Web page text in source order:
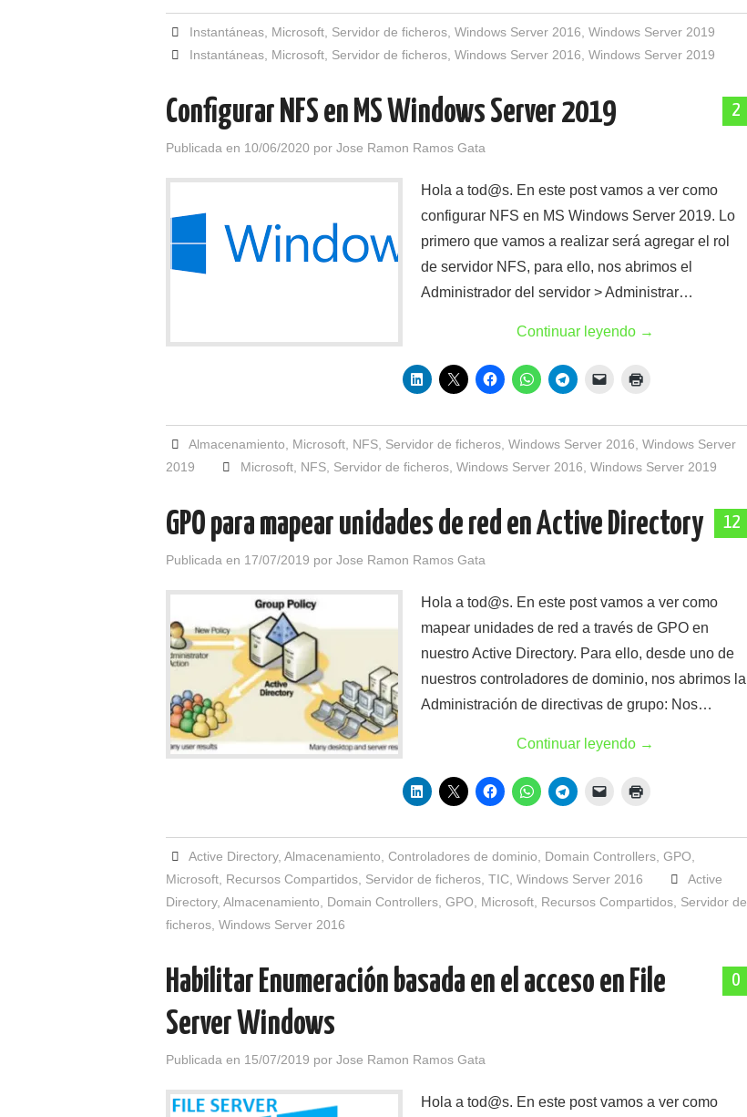
Instantáneas Microsoft Servidor de ficheros ,Windows Server 2016 ,Windows Server 2019
Instantáneas Microsoft Servidor de ficheros ,Windows Server 2016 ,Windows Server 2019
2
Configurar NFS en MS Windows Server 2019
Publicada en 10/06/2020 por Jose Ramon Ramos Gata
Hola a tod@s. En este post vamos a ver como
configurar NFS en MS Windows Server 2019. Lo
primero que vamos a realizar será agregar el rol
de servidor NFS, para ello, nos abrimos el
Administrador del servidor > Administrar…
Continuar leyendo →
Almacenamiento Microsoft NFS Servidor de ficheros ,Windows Server 2016 ,Windows Server
2019
Microsoft NFS Servidor de ficheros ,Windows Server 2016 ,Windows Server 2019
12
GPO para mapear unidades de red en Active Directory
Publicada en 17/07/2019 por Jose Ramon Ramos Gata
Hola a tod@s. En este post vamos a ver como
mapear unidades de red a través de GPO en
nuestro Active Directory. Para ello, desde uno de
nuestros controladores de dominio, nos abrimos la
Administración de directivas de grupo: Nos…
Continuar leyendo →
Active Directory,Almacenamiento ,Controladores de dominio Domain Controllers ,GPO
Microsoft Recursos Compartidos Servidor de ficheros TIC Windows Server 2016
Active
Directory, Almacenamiento Domain Controllers GPO Microsoft Recursos Compartidos Servidor de
ficheros Windows Server 2016
0
Habilitar Enumeración basada en el acceso en File
Server Windows
Publicada en 15/07/2019 por Jose Ramon Ramos Gata
Hola a tod@s. En este post vamos a ver como